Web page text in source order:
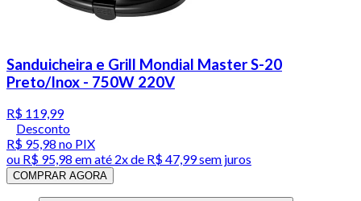
Sanduicheira e Grill Mondial Master S-20
Preto/Inox - 750W 220V
R$ 119,99
Desconto
R$ 95,98 no PIX
ou R$ 95,98 em até 2x de R$ 47,99 sem juros
COMPRAR AGORA